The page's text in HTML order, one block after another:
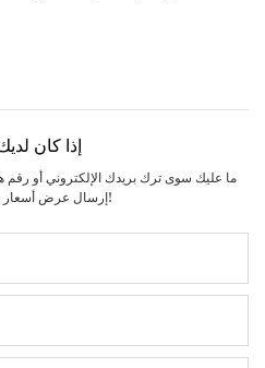
إذا كان
ما عليك سوى ترك بريدك الإلكتروني أو
إرسال عرض أسعار مجاني لمجموعتنا الواسعة من التصاميم!